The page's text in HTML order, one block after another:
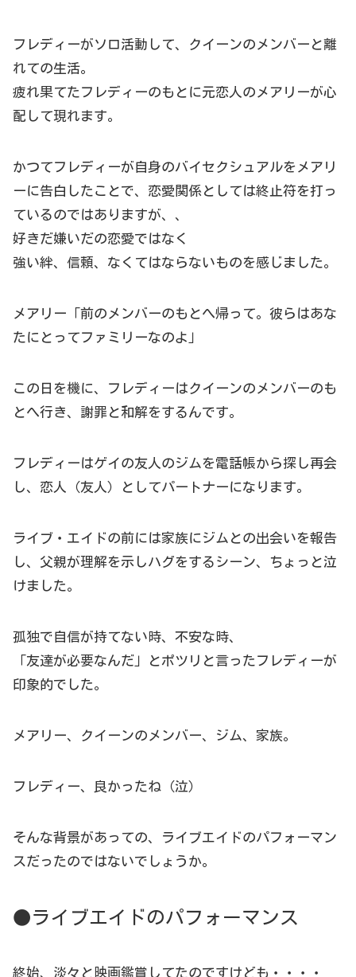
フレディーがソロ活動して、クイーンのメンバーと離
れての生活。
疲れ果てたフレディーのもとに元恋人のメアリーが心
配して現れます。
かつてフレディーが自身のバイセクシュアルをメアリ
ーに告白したことで、恋愛関係としては終止符を打っ
ているのではありますが、、
好きだ嫌いだの恋愛ではなく
強い絆、信頼、なくてはならないものを感じました。
メアリー「前のメンバーのもとへ帰って。彼らはあな
たにとってファミリーなのよ」
この日を機に、フレディーはクイーンのメンバーのも
とへ行き、謝罪と和解をするんです。
フレディーはゲイの友人のジムを電話帳から探し再会
し、恋人（友人）としてパートナーになります。
ライブ・エイドの前には家族にジムとの出会いを報告
し、父親が理解を示しハグをするシーン、ちょっと泣
けました。
孤独で自信が持てない時、不安な時、
「友達が必要なんだ」とポツリと言ったフレディーが
印象的でした。
メアリー、クイーンのメンバー、ジム、家族。
フレディー、良かったね（泣）
そんな背景があっての、ライブエイドのパフォーマン
スだったのではないでしょうか。
●ライブエイドのパフォーマンス
終始、淡々と映画鑑賞してたのですけども・・・・